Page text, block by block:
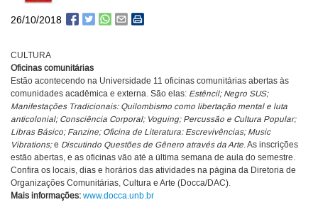
26/10/2018
CULTURA
Oficinas comunitárias
Estão acontecendo na Universidade 11 oficinas comunitárias abertas às
comunidades acadêmica e externa. São elas: Estêncil; Negro SUS;
Manifestações Tradicionais: Quilombismo como libertação mental e luta
anticolonial; Consciência Corporal; Voguing; Percussão e Cultura Popular;
Libras Básico; Fanzine; Oficina de Literatura: Escrevivências; Music
Vibrations;e Discutindo Questões de Gênero através da Arte. As inscrições
estão abertas, e as oficinas vão até a última semana de aula do semestre.
Confira os locais, dias e horários das atividades na página da Diretoria de
Organizações Comunitárias, Cultura e Arte (Docca/DAC).
Mais informações: www.docca.unb.br